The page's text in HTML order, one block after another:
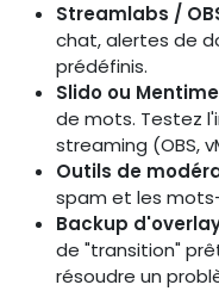
Streamlabs /
chat, alertes de
prédéfinis.
Slido ou
de mots. Testez
streaming (OBS,
Outils de
spam et les
Backup
de "transition"
résoudre un